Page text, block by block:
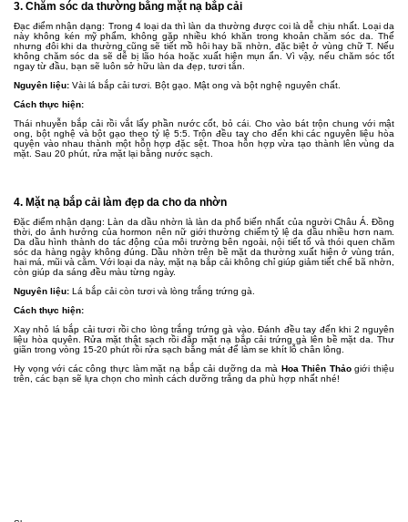
3. Chăm sóc da thường bằng mặt nạ bắp cải
Đạc điểm nhận dạng: Trong 4 loại da thì làn da thường được coi là dễ chịu nhất. Loại da
này không kén mỹ phẩm, không gặp nhiều khó khăn trong khoản chăm sóc da. Thế
nhưng đôi khi da thường cũng sẽ tiết mồ hôi hay bã nhờn, đặc biệt ở vùng chữ T. Nếu
không chăm sóc da sẽ dễ bị lão hóa hoặc xuất hiện mụn ẩn. Vì vậy, nếu chăm sóc tốt
ngay từ đầu, bạn sẽ luôn sở hữu làn da đẹp, tươi tắn.
Nguyên liệu: Vài lá bắp cải tươi. Bột gạo. Mật ong và bột nghệ nguyên chất.
Cách thực hiện:
Thái nhuyễn bắp cải rồi vắt lấy phần nước cốt, bỏ cái. Cho vào bát trộn chung với mật
ong, bột nghệ và bột gạo theo tỷ lệ 5:5. Trộn đều tay cho đến khi các nguyên liệu hòa
quyện vào nhau thành một hỗn hợp đặc sệt. Thoa hỗn hợp vừa tạo thành lên vùng da
mặt. Sau 20 phút, rửa mặt lại bằng nước sạch.
4. Mặt nạ bắp cải làm đẹp da cho da nhờn
Đặc điểm nhận dạng: Làn da dầu nhờn là làn da phổ biến nhất của người Châu Á. Đồng
thời, do ảnh hưởng của hormon nên nữ giới thường chiếm tỷ lệ da dầu nhiều hơn nam.
Da dầu hình thành do tác động của môi trường bên ngoài, nội tiết tố và thói quen chăm
sóc da hàng ngày không đúng. Dầu nhờn trên bề mặt da thường xuất hiện ở vùng trán,
hai má, mũi và cằm. Với loại da này, mặt nạ bắp cải không chỉ giúp giảm tiết chế bã nhờn,
còn giúp da sáng đều màu từng ngày.
Nguyên liệu: Lá bắp cải còn tươi và lòng trắng trứng gà.
Cách thực hiện:
Xay nhỏ lá bắp cải tươi rồi cho lòng trắng trứng gà vào. Đánh đều tay đến khi 2 nguyên
liệu hòa quyên. Rửa mặt thật sạch rồi đắp mặt nạ bắp cải trứng gà lên bề mặt da. Thư
giãn trong vòng 15-20 phút rồi rửa sạch bằng mát để làm se khít lỗ chân lông.
Hy vọng với các công thực làm mặt nạ bắp cải dưỡng da mà Hoa Thiên Thảogiới thiệu
trên, các bạn sẽ lựa chọn cho mình cách dưỡng trắng da phù hợp nhất nhé!